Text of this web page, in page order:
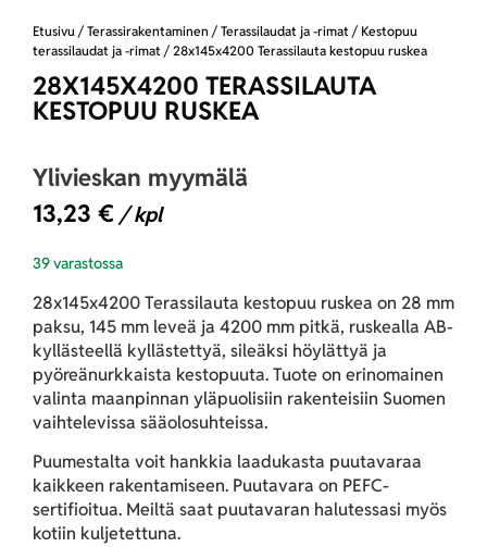
Etusivu / Terassirakentaminen / Terassilaudat ja -rimat / Kestopuu
terassilaudat ja -rimat / 28x145x4200 Terassilauta kestopuu ruskea
28X145X4200 TERASSILAUTA
KESTOPUU RUSKEA
Ylivieskan myymälä
13,23 € / kpl
39 varastossa
28x145x4200 Terassilauta kestopuu ruskea on 28 mm
paksu, 145 mm leveä ja 4200 mm pitkä, ruskealla AB-
kyllästeellä kyllästettyä, sileäksi höylättyä ja
pyöreänurkkaista kestopuuta. Tuote on erinomainen
valinta maanpinnan yläpuolisiin rakenteisiin Suomen
vaihtelevissa sääolosuhteissa.
Puumestalta voit hankkia laadukasta puutavaraa
kaikkeen rakentamiseen. Puutavara on PEFC-
sertifioitua. Meiltä saat puutavaran halutessasi myös
kotiin kuljetettuna.